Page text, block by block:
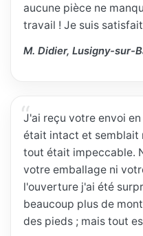
aucune pièce ne
travail ! Je suis
M. Didier, Lusigny-sur-
J'ai reçu votre envoi
était intact et semblait
tout était impeccable.
votre emballage ni
l'ouverture j'ai été
beaucoup plus de
des pieds ; mais tout